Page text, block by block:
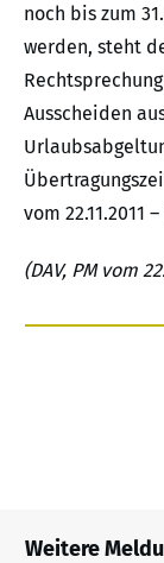
noch bis zum
werden, steht
Ausscheiden
vom 22.11.2011
(DAV, PM vom
Weitere